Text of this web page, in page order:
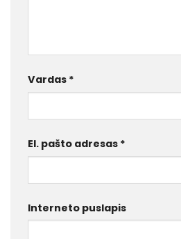
Vardas *
El. pašto adresas *
Interneto puslapis